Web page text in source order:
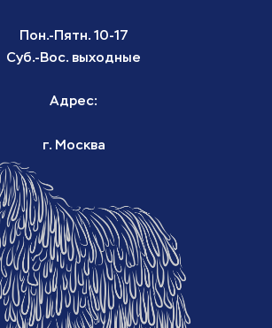
Пон.-Пятн. 10-17
Суб.-Вос. выходные
Адрес:
г. Москва